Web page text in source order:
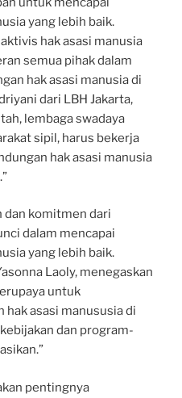
yang lebih baik.
hak asasi manusia
semua pihak dalam
hak asasi manusia di
dari LBH Jakarta,
lembaga swadaya
sipil, harus bekerja
hak asasi manusia
dan komitmen dari
dalam mencapai
yang lebih baik.
Laoly, menegaskan
untuk
asasi manususia di
dan program-
pentingnya